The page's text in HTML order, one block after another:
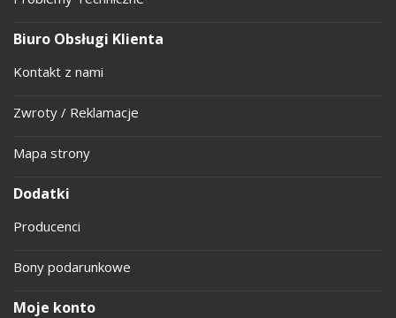
Biuro Obsługi Klienta
Kontakt z nami
Zwroty / Reklamacje
Mapa strony
Dodatki
Producenci
Bony podarunkowe
Moje konto